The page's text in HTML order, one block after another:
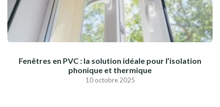
Fenêtres en PVC : la solution idéale pour l’isolation
phonique et thermique
10 octobre 2025